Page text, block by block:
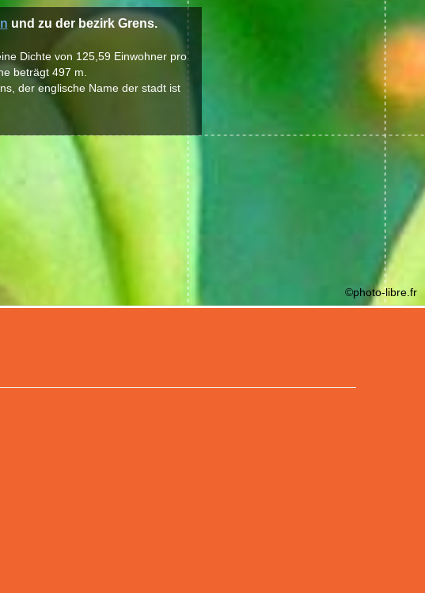
und zu der bezirk Grens.
Dichte von 125,59 Einwohner pro
beträgt 497 m.
der englische Name der stadt ist
©photo-libre.fr